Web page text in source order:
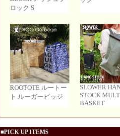
ロック S
ROOTOTE ルートー
ト ルーガービッジ
SLOWER
STOCK
BASKET
■PICK UP ITEMS